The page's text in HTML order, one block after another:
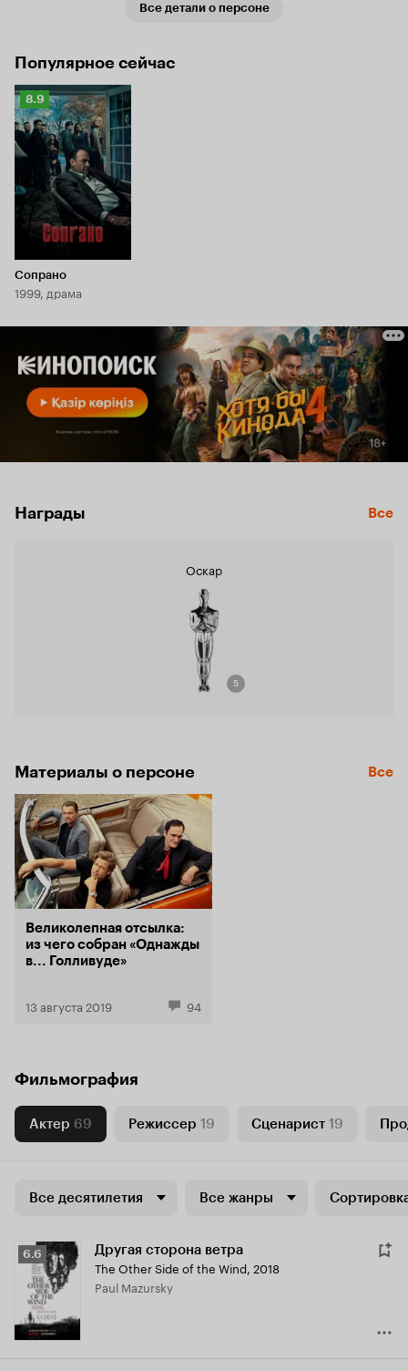
Все детали о персоне
Популярное сейчас
Рейтинг
Кинопоиска
8.9
8.9
Сопрано
1999, драма
Награды Все
Оскар
5
Материалы о персоне Все
Великолепная отсылка:
из чего собран «Однажды
в... Голливуде»
13 августа 2019 94
Фильмография
Актер 69 Режиссер 19 Сценарист 19
Все десятилетия Все жанры
Рейтинг
Кинопоиска
6.6
6.6 Другая сторона ветра
The Other Side of the Wind, 2018
Paul Mazursky